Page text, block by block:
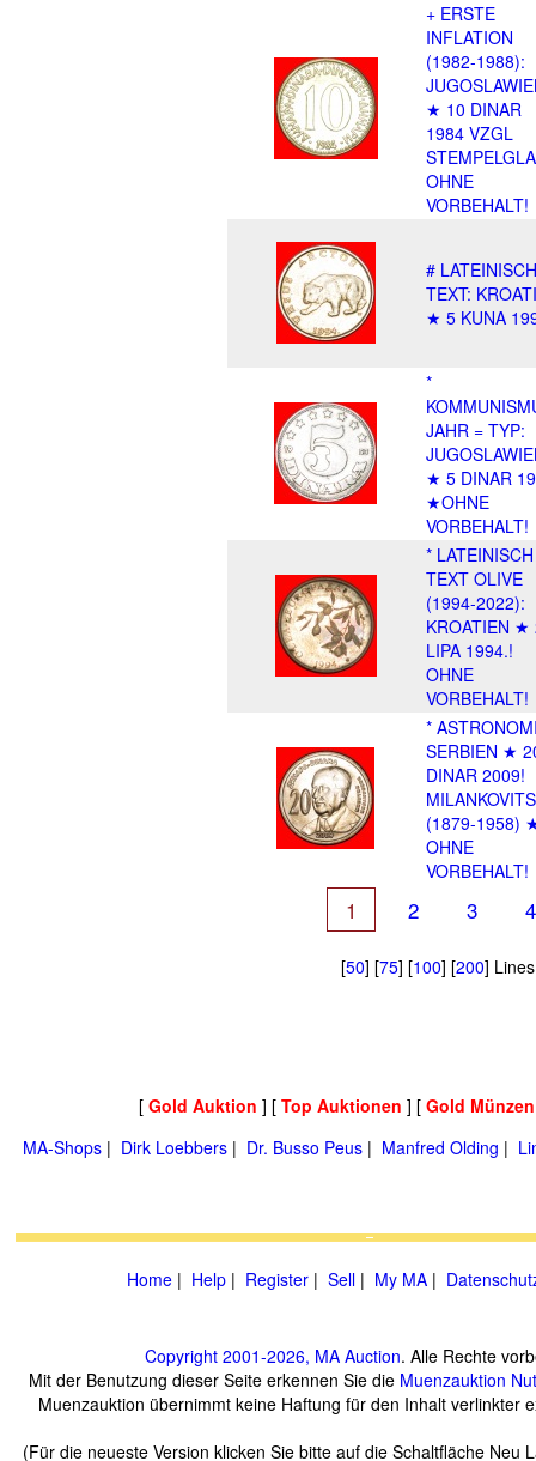
+ ERSTE
INFLATION
(1982-1988):
★ 10 DINAR
1984 VZGL
OHNE
VORBEHALT!
# LATEINISCH
TEXT:
★ 5 KUNA
*
JAHR = TYP:
★ 5 DINAR
★OHNE
VORBEHALT!
* LATEINISCH
TEXT OLIVE
(1994-2022):
KROATIEN ★
LIPA 1994.!
OHNE
VORBEHALT!
*
SERBIEN ★
DINAR 2009!
(1879-1958)
OHNE
VORBEHALT!
1 2 3 4
[50] [75] [100] [200]
[ Gold Auktion ] [ Top Auktionen ] [ Gold
MA-Shops | Dirk Loebbers | Dr. Busso Peus | Manfred Olding |
Home | Help | Register | Sell | My MA |
Copyright 2001-2026, MA Auction. Alle Rechte
Mit der Benutzung dieser Seite erkennen Sie die Muenzauktion
Muenzauktion übernimmt keine Haftung für den Inhalt verlinkter
(Für die neueste Version klicken Sie bitte auf die Schaltfläche Neu